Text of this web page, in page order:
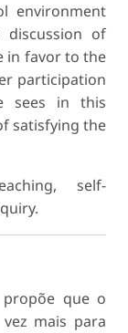
environment
discussion of
in favor to the
participation
sees in this
satisfying the
self-
que o
mais para